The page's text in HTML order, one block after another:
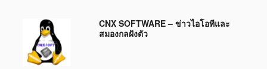
บทความ
CNX SOFTWARE – ข่าวไอโอทีและ
สมองกลฝังตัว